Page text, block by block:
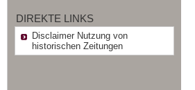
DIREKTE LINKS
Disclaimer Nutzung von
historischen Zeitungen